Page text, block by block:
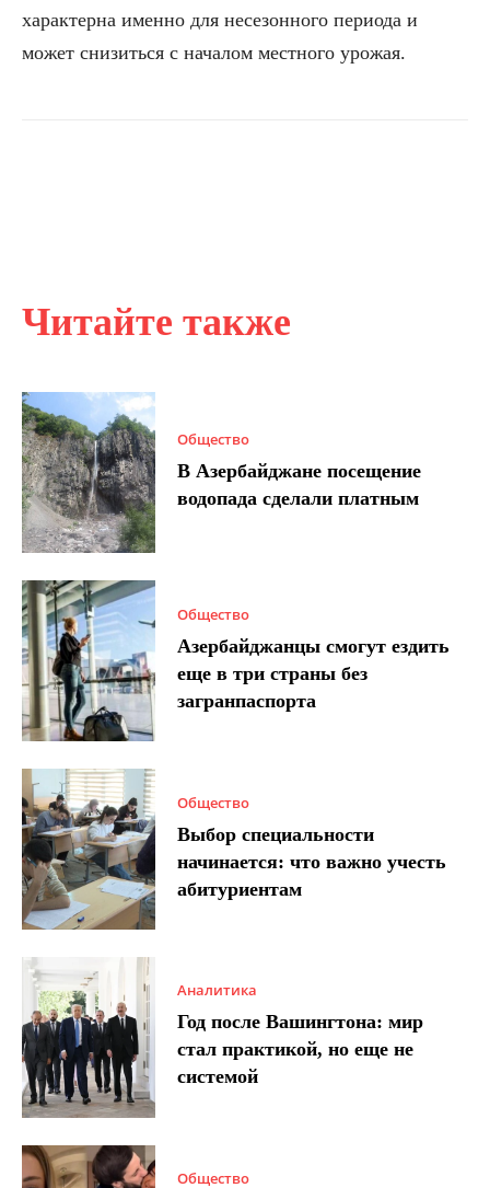
Читайте также
Общество
В Азербайджане посещение
водопада сделали платным
Общество
Азербайджанцы смогут ездить
еще в три страны без
загранпаспорта
Общество
Выбор специальности
начинается: что важно учесть
абитуриентам
Аналитика
Год после Вашингтона: мир
стал практикой, но еще не
системой
Общество
характерна именно для несезонного периода и
может снизиться с началом местного урожая.